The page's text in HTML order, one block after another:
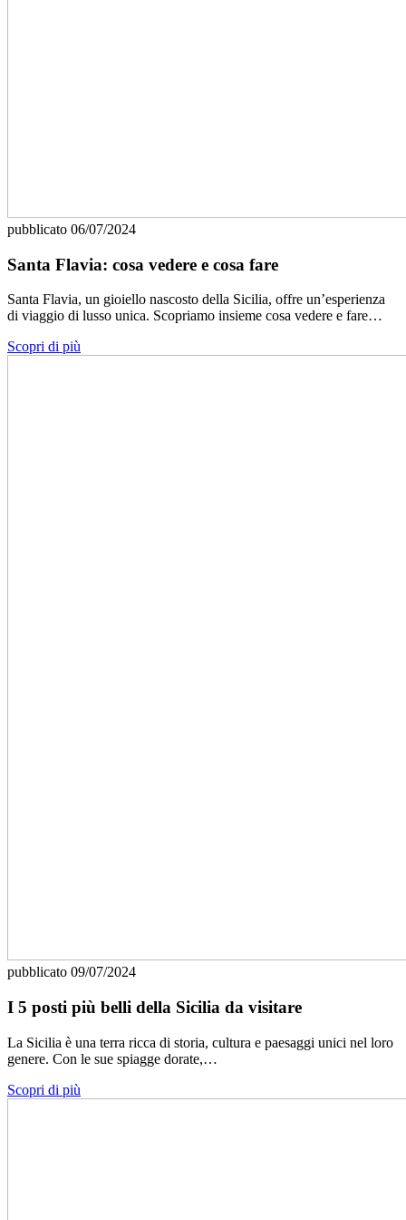
pubblicato 06/07/2024
Santa Flavia: cosa vedere e cosa fare
Santa Flavia, un gioiello nascosto della Sicilia, offre un’esperienza
di viaggio di lusso unica. Scopriamo insieme cosa vedere e fare…
Scopri di più
pubblicato 09/07/2024
I 5 posti più belli della Sicilia da visitare
La Sicilia è una terra ricca di storia, cultura e paesaggi unici nel loro
genere. Con le sue spiagge dorate,…
Scopri di più